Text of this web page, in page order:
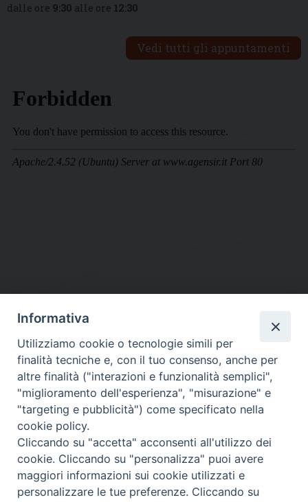
dalle ore 9:30 alle ore 12:30
Vedi tutti gli appuntamenti
DIOCESI SUBURBICARIA DI ALBANO
Contatti:Tel.: 06.93268401 - Fax.: 06.9323844
E-mail:curia@diocesidialbano.it
Orari: dal Lunedì al Venerdì Ore: 9:00 - 13:00
Lunedì, Mercoledì e Venerdì, Ore 9:30 - 12:30
Informativa
Utilizziamo cookie o tecnologie simili per
finalità tecniche e, con il tuo consenso, anche per
altre finalità ("interazioni e funzionalità semplici",
"miglioramento dell'esperienza", "misurazione" e
"targeting e pubblicità") come specificato nella
cookie policy.
Cliccando su "accetta" acconsenti all'utilizzo dei
cookie. Cliccando su "personalizza" puoi avere
maggiori informazioni sui cookie utilizzati e
personalizzare le tue preferenze. Cliccando su